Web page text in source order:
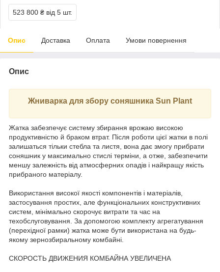
523 800 ₴ від 5 шт.
Опис Доставка Оплата Умови повернення
Опис
Жниварка для збору соняшника Sun Plant
Жатка забезпечує систему збирання врожаю високою
продуктивністю й браком втрат. Після роботи цієї жатки в полі
залишаться тільки стебла та листя, вона дає змогу прибрати
соняшник у максимально стислі терміни, а отже, забезпечити
меншу залежність від атмосферних опадів і найкращу якість
прибраного матеріалу.
Використання високої якості компонентів і матеріалів,
застосування простих, але функціональних конструктивних
систем, мінімально скорочує витрати та час на
техобслуговування. За допомогою комплекту агрегатування
(перехідної рамки) жатка може бути використана на будь-
якому зернозбиральному комбайні.
СКОРОСТЬ ДВИЖЕНИЯ КОМБАЙНА УВЕЛИЧЕНА